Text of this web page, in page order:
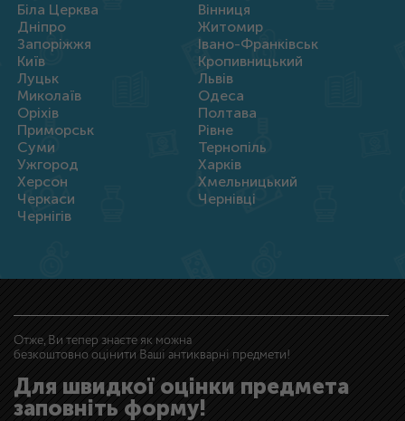
Біла Церква
Вінниця
Дніпро
Житомир
Запоріжжя
Івано-Франківськ
Київ
Кропивницький
Луцьк
Львів
Миколаїв
Одеса
Оріхів
Полтава
Приморськ
Рівне
Суми
Тернопіль
Ужгород
Харків
Херсон
Хмельницький
Черкаси
Чернівці
Чернігів
Отже, Ви тепер знаєте як можна
безкоштовно оцінити Ваші антикварні предмети!
Для швидкої оцінки предмета
заповніть форму!